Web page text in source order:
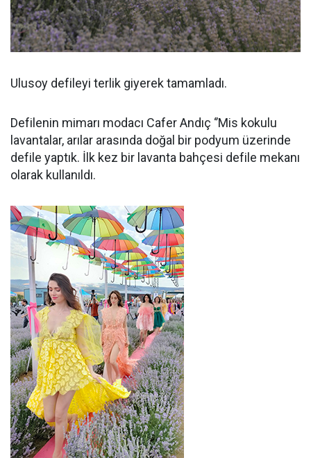
Ulusoy defileyi terlik giyerek tamamladı.
Defilenin mimarı modacı Cafer Andıç ‘’Mis kokulu
lavantalar, arılar arasında doğal bir podyum üzerinde
defile yaptık. İlk kez bir lavanta bahçesi defile mekanı
olarak kullanıldı.